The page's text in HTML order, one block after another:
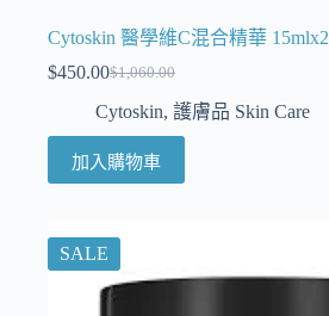
Cytoskin 醫學維C混合精華 15mlx2
$1,060.00
$450.00
Cytoskin, 護膚品 Skin Care
加入購物車
SALE